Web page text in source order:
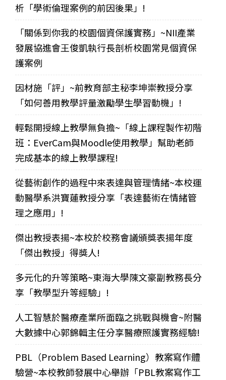
析「學術倫理案例的前因後果」!
「關係到你我的校園個資保護實務」~NII產業
發展協進會王俊凱執行長剖析校園常見個資保
護案例
因材施「評」~前教育部主秘李坤崇教授分享
「如何善用教學評量激勵學生學習動機」!
輕鬆開授線上教學無負擔~「線上課程製作初階
班：EverCam與Moodle使用教學」幫助老師
完成基本的線上教學課程!
從藝術創作的過程中來表達與管理情緒~本校運
動醫學系洪寶蓮教授分享「表達藝術在情緒管
理之應用」!
傑出教授表揚~本校於校務會議頒獎表揚年度
「傑出教授」得獎人!
多元化的升等策略~東海大學陳文豪副教務長分
享「教學型升等經驗」!
人工智慧於醫療產業所面臨之挑戰與機會~附醫
大數據中心郭錦輯主任分享醫療照護實務經驗!
PBL（Problem Based Learning）教案寫作體
驗營~本校教師發展中心舉辦「PBL教案寫作工